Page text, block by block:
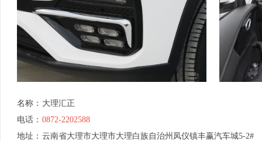
名称： 大理汇正
电话： 0872-2202588
地址： 云南省大理市大理市大理白族自治州凤仪镇丰赢汽车城5-2#